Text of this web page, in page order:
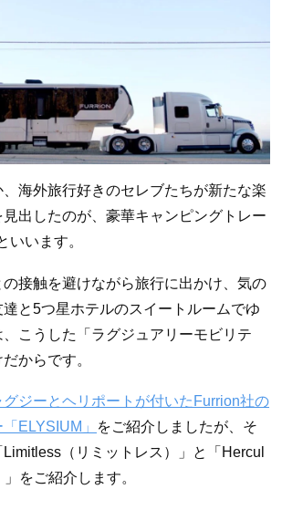
海外旅行好きのセレブたちが新たな楽
見出したのが、豪華キャンピングトレー
いいます。
接触を避けながら旅行に出かけ、気の
と5つ星ホテルのスイートルームでゆ
こうした「ラグジュアリーモビリテ
からです。
グジーとヘリポートが付いたFurrion社の
ELYSIUM」
をご紹介しましたが、そ
（リミットレス）」と「Hercul
をご紹介します。